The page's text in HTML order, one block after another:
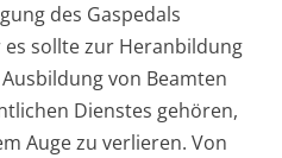
des Gaspedals
sollte zur Heranbildung
von Beamten
Dienstes gehören,
Auge zu verlieren. Von